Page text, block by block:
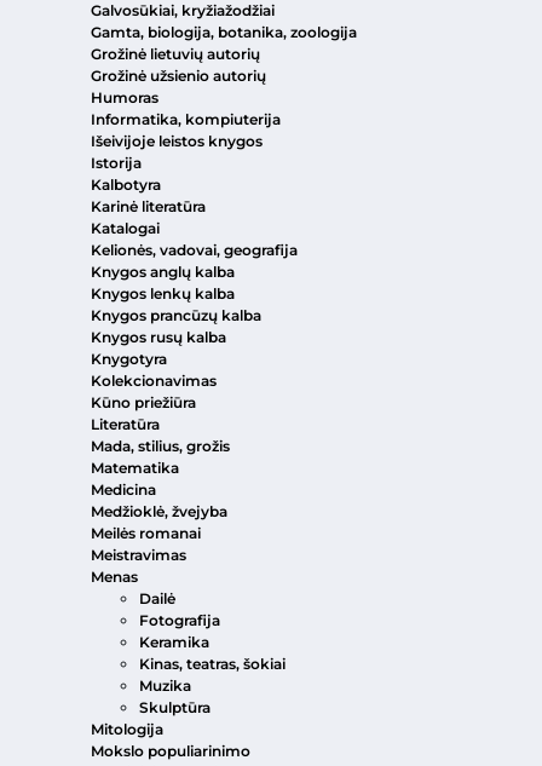
Galvosūkiai, kryžiažodžiai
Gamta, biologija, botanika, zoologija
Grožinė lietuvių autorių
Grožinė užsienio autorių
Humoras
Informatika, kompiuterija
Išeivijoje leistos knygos
Istorija
Kalbotyra
Karinė literatūra
Katalogai
Kelionės, vadovai, geografija
Knygos anglų kalba
Knygos lenkų kalba
Knygos prancūzų kalba
Knygos rusų kalba
Knygotyra
Kolekcionavimas
Kūno priežiūra
Literatūra
Mada, stilius, grožis
Matematika
Medicina
Medžioklė, žvejyba
Meilės romanai
Meistravimas
Menas
Dailė
Fotografija
Keramika
Kinas, teatras, šokiai
Muzika
Skulptūra
Mitologija
Mokslo populiarinimo